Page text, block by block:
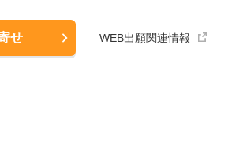
せ WEB出願関連情報